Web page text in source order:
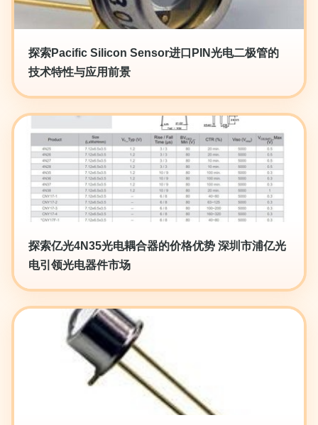
探索Pacific Silicon Sensor进口PIN光电二极管的
技术特性与应用前景
探索亿光4N35光电耦合器的价格优势 深圳市浦亿光
电引领光电器件市场